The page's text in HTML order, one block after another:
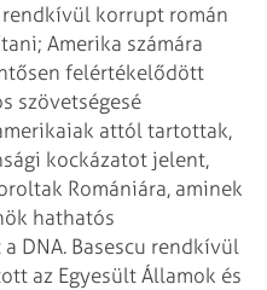
korrupt román
Amerika számára
felértékelődött
szövetségesé
attól tartottak,
kockázatot jelent,
Romániára, aminek
hathatós
DNA. Basescu rendkívül
az Egyesült Államok és